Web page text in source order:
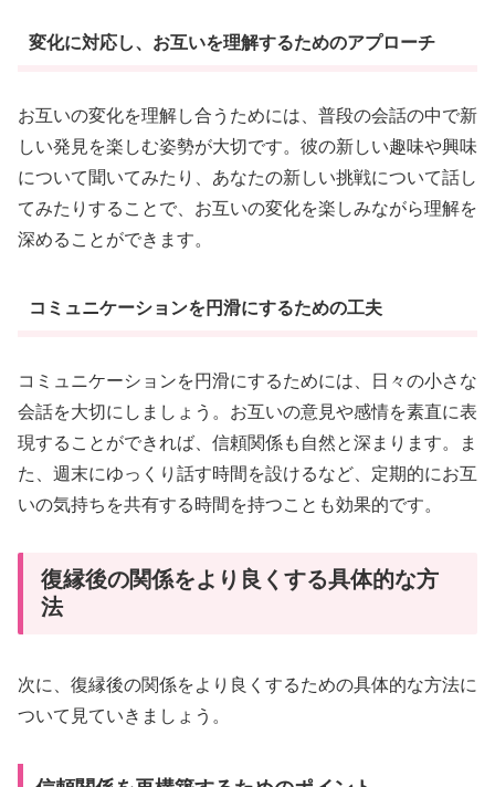
変化に対応し、お互いを理解するためのアプローチ
お互いの変化を理解し合うためには、普段の会話の中で新
しい発見を楽しむ姿勢が大切です。彼の新しい趣味や興味
について聞いてみたり、あなたの新しい挑戦について話し
てみたりすることで、お互いの変化を楽しみながら理解を
深めることができます。
コミュニケーションを円滑にするための工夫
コミュニケーションを円滑にするためには、日々の小さな
会話を大切にしましょう。お互いの意見や感情を素直に表
現することができれば、信頼関係も自然と深まります。ま
た、週末にゆっくり話す時間を設けるなど、定期的にお互
いの気持ちを共有する時間を持つことも効果的です。
復縁後の関係をより良くする具体的な方
法
次に、復縁後の関係をより良くするための具体的な方法に
ついて見ていきましょう。